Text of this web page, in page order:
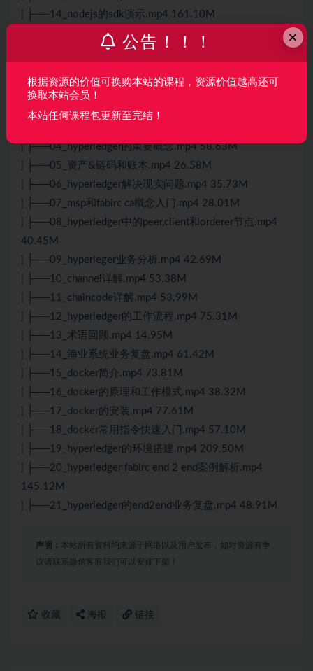
| ├──14_nodejs的sdk演示.mp4 161.10M
| ├──15_nodejs中间件获取服务器数据.mp4 93.62M
| ├──16_coachdb的配置.mp4 167.02M
| ├──01_hyperledger简介.mp4 38.89M
| ├──02_hyperledger的参与人和合作伙伴.mp4 16.93M
| ├──04_hyperledger的重要概念.mp4 58.63M
| ├──05_资产&链码和账本.mp4 26.58M
| ├──06_hyperledger解决现实问题.mp4 35.73M
| ├──07_msp和fabirc ca概念入门.mp4 28.01M
| ├──08_hyperledger中的peer,client和orderer节点.mp4
40.45M
| ├──09_hyperleger业务分析.mp4 42.69M
| ├──10_channel详解.mp4 53.38M
| ├──11_chaincode详解.mp4 53.99M
| ├──12_hyperledger的工作流程.mp4 75.31M
| ├──13_术语回顾.mp4 14.95M
| ├──14_渔业系统业务复盘.mp4 61.42M
| ├──15_docker简介.mp4 73.81M
| ├──16_docker的原理和工作模式.mp4 38.32M
| ├──17_docker的安装.mp4 77.61M
| ├──18_docker常用指令快速入门.mp4 57.10M
| ├──19_hyperledger的环境搭建.mp4 209.50M
| ├──20_hyperledger fabirc end 2 end案例解析.mp4
145.12M
| ├──21_hyperledger的end2end业务复盘.mp4 48.91M
声明： 本站所有资料均来源于网络以及用户发布，如对资源有争
议请联系微信客服我们可以安排下架！
收藏 海报 链接
×
公告！！！
根据资源的价值可换购本站的课程，资源价值越高还可
换取本站会员！
本站任何课程包更新至完结！